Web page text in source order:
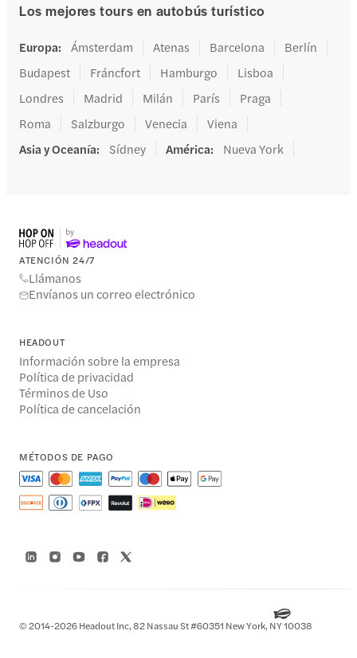
Los mejores tours en autobús turístico
Europa: Ámsterdam Atenas Barcelona
Berlín
Budapest
Fráncfort Hamburgo
Lisboa
Londres
Madrid Milán París
Praga
Roma
Salzburgo Venecia
Viena
Asia y Oceanía: Sídney América: Nueva York
ATENCIÓN 24/7
Llámanos
Envíanos un correo electrónico
HEADOUT
Información sobre la empresa
Política de privacidad
Términos de Uso
Política de cancelación
MÉTODOS DE PAGO
© 2014-2026 Headout Inc, 82 Nassau St #60351 New York, NY 10038